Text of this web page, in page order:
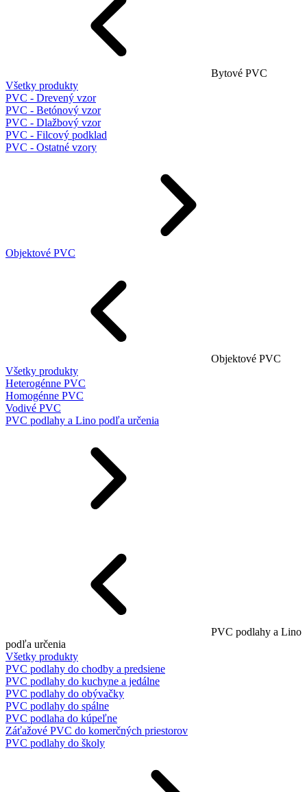
Bytové PVC
Všetky produkty
PVC - Drevený vzor
PVC - Betónový vzor
PVC - Dlažbový vzor
PVC - Filcový podklad
PVC - Ostatné vzory
Objektové PVC
Objektové PVC
Všetky produkty
Heterogénne PVC
Homogénne PVC
Vodivé PVC
PVC podlahy a Lino podľa určenia
PVC podlahy a Lino
podľa určenia
Všetky produkty
PVC podlahy do chodby a predsiene
PVC podlahy do kuchyne a jedálne
PVC podlahy do obývačky
PVC podlahy do spálne
PVC podlaha do kúpeľne
Záťažové PVC do komerčných priestorov
PVC podlahy do školy